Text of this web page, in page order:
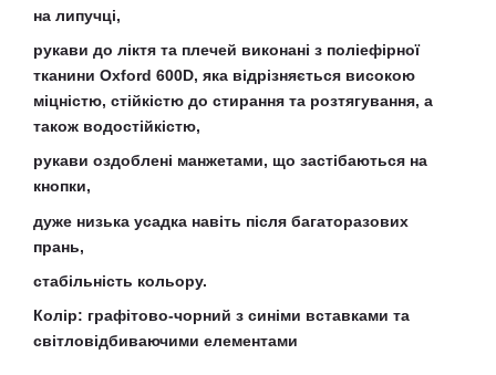
на липучці,
рукави до ліктя та плечей виконані з поліефірної
тканини Oxford 600D, яка відрізняється високою
міцністю, стійкістю до стирання та розтягування, а
також водостійкістю,
рукави оздоблені манжетами, що застібаються на
кнопки,
дуже низька усадка навіть після багаторазових
прань,
стабільність кольору.
Колір: графітово-чорний з синіми вставками та
світловідбиваючими елементами